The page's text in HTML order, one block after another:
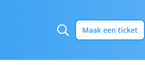
Maak een ticket